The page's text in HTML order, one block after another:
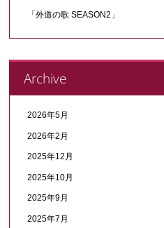
「外道の歌 SEASON2」
Archive
2026年5月
2026年2月
2025年12月
2025年10月
2025年9月
2025年7月